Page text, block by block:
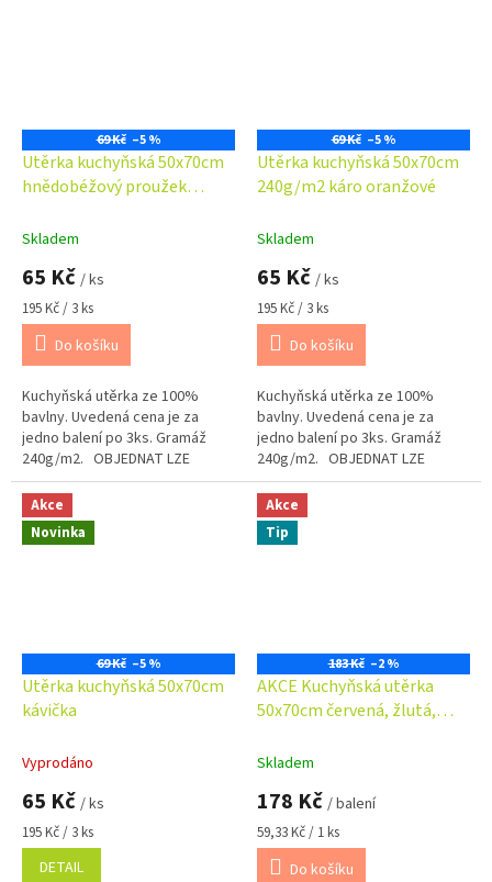
69 Kč –5 %
Utěrka kuchyňská 50x70cm
hnědobéžový proužek
Skladem
65 Kč / ks
Měrná
cena:
195 Kč / 3 ks
Do košíku
Kuchyňská utěrka ze 100%
bavlny. Uvedená cena je za
jedno balení po 3ks. Gramáž
240g/m2. OBJEDNAT LZE
POUZE CELÉ BALENÍ !!!
DO KOŠÍKU VLOŽTE 3 KUSY = 1
BALENÍ !
69 Kč –5 %
Utěrka kuchyňská 50x70cm
240g/m2 káro oranžové
Skladem
65 Kč / ks
Měrná
cena:
195 Kč / 3 ks
Do košíku
Kuchyňská utěrka ze 100%
bavlny. Uvedená cena je za
jedno balení po 3ks. Gramáž
240g/m2. OBJEDNAT LZE
POUZE CELÉ BALENÍ !!!
DO KOŠÍKU VLOŽTE 3 KUSY = 1
BALENÍ !
Akce
Novinka
69 Kč –5 %
Utěrka kuchyňská 50x70cm
kávička
Vyprodáno
65 Kč / ks
Měrná
cena:
195 Kč / 3 ks
DETAIL
Akce
Tip
183 Kč –2 %
AKCE Kuchyňská utěrka
50x70cm červená, žlutá,
Skladem
178 Kč / balení
Měrná
cena:
59,33 Kč / 1 ks
Do košíku